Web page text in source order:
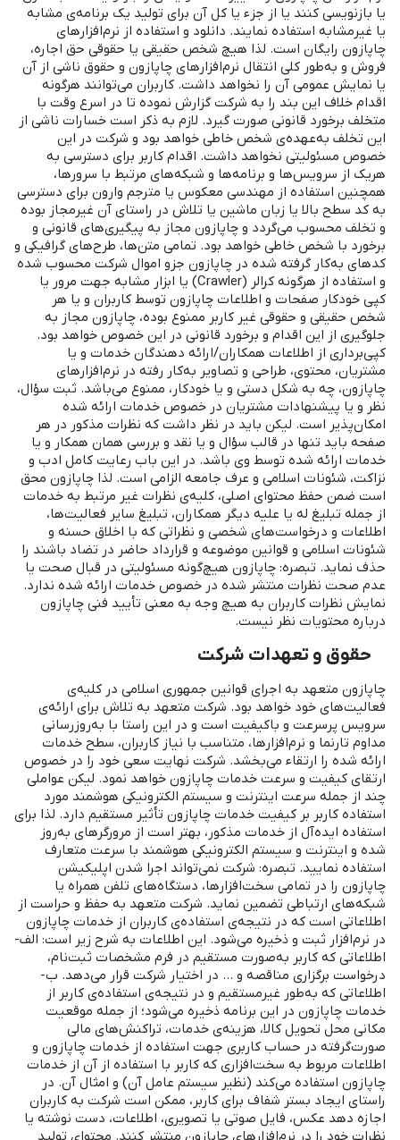
یا بازنویسی کنند یا از جزء یا کل آن برای تولید یک برنامه‌ی مشابه
یا غیرمشابه استفاده نمایند. دانلود و استفاده از نرم‌افزارهای
چاپازون رایگان است. لذا هیچ شخص حقیقی یا حقوقی حق اجاره،
فروش و به‌طور کلی انتقال نرم‌افزارهای چاپازون و حقوق ناشی از آن
یا نمایش عمومی آن را نخواهد داشت. کاربران می‌توانند هرگونه
اقدام خلاف این بند را به شرکت گزارش نموده تا در اسرع وقت با
متخلف برخورد قانونی صورت گیرد. لازم به ذکر است خسارات ناشی از
این تخلف به‌عهده‌ی شخص خاطی خواهد بود و شرکت در این
خصوص مسئولیتی نخواهد داشت. اقدام کاربر برای دسترسی به
هریک از سرویس‌‌ها و برنامه‌ها و شبکه‌ها‌ی مرتبط با سرورها،
همچنین استفاده از مهندسی معکوس یا مترجم وارون برای دسترسی
به کد سطح بالا یا زبان ماشین یا تلاش در راستای آن غیرمجاز بوده
و تخلف محسوب می‌گردد و چاپازون مجاز به پیگیری‌های قانونی و
برخورد با شخص خاطی خواهد بود. تمامی متن‌ها، طرح‌های گرافیکی و
کدهای به‌کار گرفته‌ شده در چاپازون جزو اموال شرکت محسوب شده
و استفاده از هرگونه کرالر (Crawler) یا ابزار مشابه جهت مرور یا
کپی خودکار صفحات و اطلاعات چاپازون توسط کاربران و یا هر
شخص حقیقی و حقوقی غیر کاربر ممنوع بوده، چاپازون مجاز به
جلوگیری از این اقدام و برخورد قانونی در این خصوص خواهد بود.
کپی‌برداری از اطلاعات همکاران/ارائه دهندگان خدمات و یا
مشتریان، محتوی، طراحی و تصاویر به‌کار رفته در نرم‌افزارهای
چاپازون، چه به شکل دستی و یا خودکار، ممنوع می‌باشد. ثبت سؤال،
نظر و یا پیشنهادات مشتریان در خصوص خدمات ارائه‌ شده
امکان‌پذیر است. لیکن باید در نظر داشت که نظرات مذکور در هر
صفحه باید تنها در قالب سؤال و یا نقد و بررسی همان همکار و یا
خدمات ارائه‌ شده توسط وی باشد. در این باب رعایت کامل ادب و
نزاکت، شئونات اسلامی و عرف جامعه الزامی است. لذا چاپازون محق
است ضمن حفظ محتوای اصلی، کلیه‌ی نظرات غیر مرتبط به خدمات
از جمله تبلیغ له یا علیه دیگر همکاران، تبلیغ سایر فعالیت‌ها،
اطلاعات و درخواست‌های شخصی و نظراتی که با اخلاق حسنه و
شئونات اسلامی و قوانین موضوعه و قرارداد حاضر در تضاد باشند را
حذف نماید. تبصره: چاپازون هیچ‌گونه مسئولیتی در قبال صحت یا
عدم صحت نظرات منتشر شده در خصوص خدمات ارائه شده ندارد.
نمایش نظرات کاربران به‌ هیچ ‌وجه به معنی تأیید فنی چاپازون
درباره محتویات نظر نیست.
حقوق و تعهدات شرکت
چاپازون متعهد به اجرای قوانین جمهوری اسلامی در کلیه‌ی
فعالیت‌های خود خواهد بود. شرکت متعهد به تلاش برای ارائه‌ی
سرویس پرسرعت و باکیفیت است و در این راستا با به‌روزرسانی
مداوم تارنما و نرم‌افزارها، متناسب با نیاز کاربران، سطح خدمات
ارائه‌ شده را ارتقاء می‌بخشد. شرکت نهایت سعی خود را در خصوص
ارتقای کیفیت و سرعت خدمات چاپازون خواهد نمود. لیکن عواملی
چند از جمله سرعت اینترنت و سیستم الکترونیکی هوشمند مورد
استفاده کاربر بر کیفیت خدمات چاپازون تأثیر مستقیم دارد. لذا برای
استفاده ایده‌آل از خدمات مذکور، بهتر است از مرورگرهای به‌روز
شده و اینترنت و سیستم الکترونیکی هوشمند با سرعت متعارف
استفاده نمایید. تبصره: شرکت نمی‌‌تواند اجرا شدن اپلیکیشن
چاپازون را در تمامی سخت‌افزارها، دستگاه‌های تلفن ‌همراه یا
شبکه‌های ارتباطی تضمین نماید. شرکت متعهد به حفظ و حراست از
اطلاعاتی است که در نتیجه‌ی استفاده‌ی کاربران از خدمات چاپازون
در نرم‌افزار ثبت و ذخیره می‌‌شود. این اطلاعات به شرح زیر است: الف-
اطلاعاتی که کاربر به‌صورت مستقیم در فرم مشخصات ثبت‌نام،
درخواست برگزاری مناقصه و ... در اختیار شرکت قرار می‌‌دهد. ب-
اطلاعاتی که به‌طور غیرمستقیم و در نتیجه‌ی استفاده‌ی کاربر از
خدمات چاپازون در این برنامه ذخیره می‌‌شود؛ از جمله موقعیت
مکانی محل تحویل کالا، هزینه‌ی خدمات، تراکنش‌های مالی
صورت‌گرفته در حساب کاربری جهت استفاده از خدمات چاپازون و
اطلاعات مربوط به سخت‌افزاری که کاربر با استفاده از آن از خدمات
چاپازون استفاده می‌‌کند (نظیر سیستم‌ عامل آن) و امثال آن. در
راستای ایجاد بستر شفاف برای کاربر، ممکن است شرکت به کاربران
اجازه ‌‌دهد عکس، فایل صوتی یا تصویری، اطلاعات، دست‌ نوشته یا